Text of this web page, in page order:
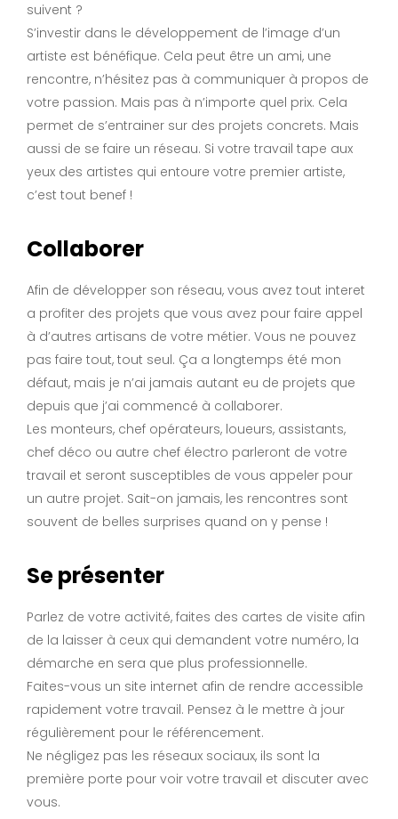
suivent ?
S’investir dans le développement de l’image d’un
artiste est bénéfique. Cela peut être un ami, une
rencontre, n’hésitez pas à communiquer à propos de
votre passion. Mais pas à n’importe quel prix. Cela
permet de s’entrainer sur des projets concrets. Mais
aussi de se faire un réseau. Si votre travail tape aux
yeux des artistes qui entoure votre premier artiste,
c’est tout benef !
Collaborer
Afin de développer son réseau, vous avez tout interet
a profiter des projets que vous avez pour faire appel
à d’autres artisans de votre métier. Vous ne pouvez
pas faire tout, tout seul. Ça a longtemps été mon
défaut, mais je n’ai jamais autant eu de projets que
depuis que j’ai commencé à collaborer.
Les monteurs, chef opérateurs, loueurs, assistants,
chef déco ou autre chef électro parleront de votre
travail et seront susceptibles de vous appeler pour
un autre projet. Sait-on jamais, les rencontres sont
souvent de belles surprises quand on y pense !
Se présenter
Parlez de votre activité, faites des cartes de visite afin
de la laisser à ceux qui demandent votre numéro, la
démarche en sera que plus professionnelle.
Faites-vous un site internet afin de rendre accessible
rapidement votre travail. Pensez à le mettre à jour
régulièrement pour le référencement.
Ne négligez pas les réseaux sociaux, ils sont la
première porte pour voir votre travail et discuter avec
vous.